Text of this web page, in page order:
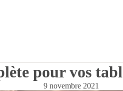
pour vos
9 novembre 2021